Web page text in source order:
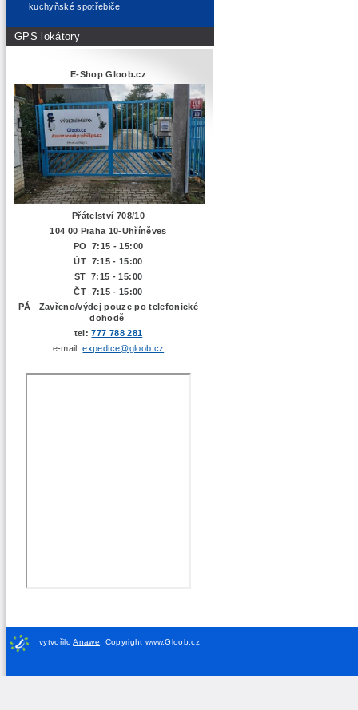
kuchyňské spotřebiče
GPS lokátory
E-Shop Gloob.cz
Přátelství 708/10
104 00 Praha 10-Uhříněves
PO 7:15 - 15:00
ÚT 7:15 - 15:00
ST 7:15 - 15:00
ČT 7:15 - 15:00
PÁ Zavřeno/výdej pouze po telefonické
dohodě
tel:777 788 281
e-mail:expedice@gloob.cz
vytvořiloAnawe Copyright www.Gloob.cz